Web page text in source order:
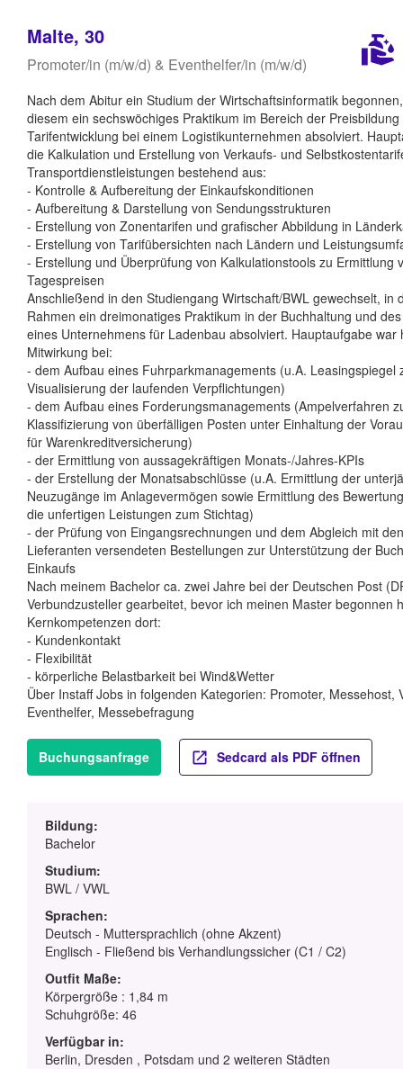
Malte, 30
Promoter/in (m/w/d) & Eventhelfer/in (m/w/d)
Nach dem Abitur ein Studium der Wirtschaftsinformatik
diesem ein sechswöchiges Praktikum im Bereich der
Tarifentwicklung bei einem Logistikunternehmen absolviert.
die Kalkulation und Erstellung von Verkaufs- und
Transportdienstleistungen bestehend aus:
- Kontrolle & Aufbereitung der Einkaufskonditionen
- Aufbereitung & Darstellung von Sendungsstrukturen
- Erstellung von Zonentarifen und grafischer Abbildung in
- Erstellung von Tarifübersichten nach Ländern und
- Erstellung und Überprüfung von Kalkulationstools zu Ermittlung
Tagespreisen
Anschließend in den Studiengang Wirtschaft/BWL gewechselt, in
Rahmen ein dreimonatiges Praktikum in der Buchhaltung und
eines Unternehmens für Ladenbau absolviert. Hauptaufgabe war
Mitwirkung bei:
- dem Aufbau eines Fuhrparkmanagements (u.A. Leasingspiegel
Visualisierung der laufenden Verpflichtungen)
- dem Aufbau eines Forderungsmanagements (Ampelverfahren
Klassifizierung von überfälligen Posten unter Einhaltung der
für Warenkreditversicherung)
- der Ermittlung von aussagekräftigen Monats-/Jahres-KPIs
- der Erstellung der Monatsabschlüsse (u.A. Ermittlung der
Neuzugänge im Anlagevermögen sowie Ermittlung des
die unfertigen Leistungen zum Stichtag)
- der Prüfung von Eingangsrechnungen und dem Abgleich mit
Lieferanten versendeten Bestellungen zur Unterstützung der
Einkaufs
Nach meinem Bachelor ca. zwei Jahre bei der Deutschen Post
Verbundzusteller gearbeitet, bevor ich meinen Master begonnen
Kernkompetenzen dort:
- Kundenkontakt
- Flexibilität
- körperliche Belastbarkeit bei Wind&Wetter
Über Instaff Jobs in folgenden Kategorien: Promoter, Messehost,
Eventhelfer, Messebefragung
Buchungsanfrage Sedcard als PDF öffnen
Bildung:
Bachelor
Studium:
BWL / VWL
Sprachen:
Deutsch - Muttersprachlich (ohne Akzent)
Englisch - Fließend bis Verhandlungssicher (C1 / C2)
Outfit Maße:
Körpergröße : 1,84 m
Schuhgröße: 46
Verfügbar in:
Berlin, Dresden , Potsdam und 2 weiteren Städten